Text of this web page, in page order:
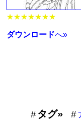
★★★★★★★
ダウンロードへ»
タグ»